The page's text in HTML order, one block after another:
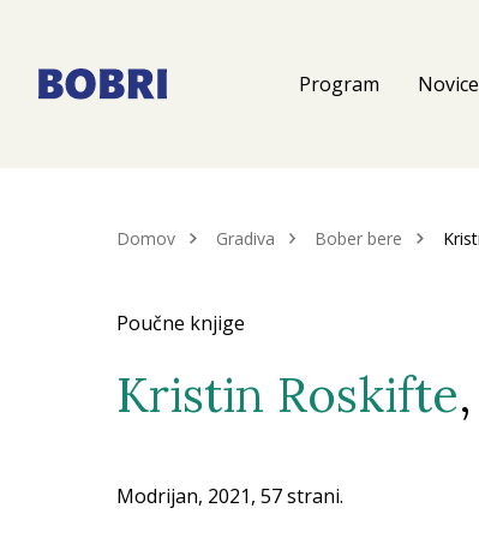
Program Novice
Domov Gradiva Bober bere
Poučne knjige
Kristin Roskifte
Modrijan, 2021, 57 strani.